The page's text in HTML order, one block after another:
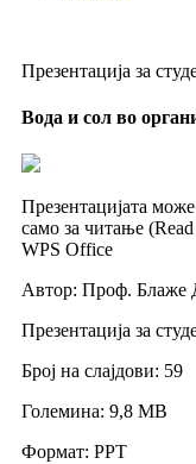
Презентација за
Вода и сол во
Презентацијата
само за читање
WPS Office
Автор: Проф. Блаже
Презентација за
Број на слајдови: 59
Големина: 9,8 МB
Формат: PPT